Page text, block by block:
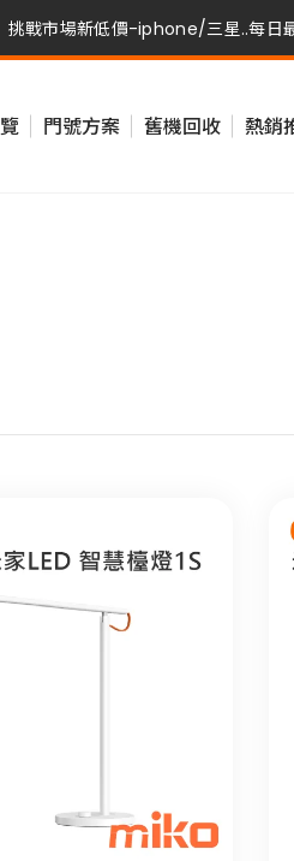
挑戰市場新低價-iphone/三星..每日
挑戰市場新低價-iphone/三星..每日
門號方案 舊機回收 熱銷